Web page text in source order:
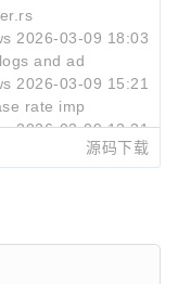
2026-03-09 18:03
and add
2026-03-09 15:21
rate implementation
2026-03-09 13:31
源码下载